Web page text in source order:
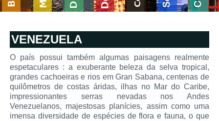
VENEZUELA
O país possui também algumas paisagens realmente
espetaculares : a exuberante beleza da selva tropical,
grandes cachoeiras e rios em Gran Sabana, centenas de
quilômetros de costas áridas, ilhas no Mar do Caribe,
impressionantes serras nevadas nos Andes
Venezuelanos, majestosas planícies, assim como uma
imensa diversidade de espécies de flora e fauna, o que